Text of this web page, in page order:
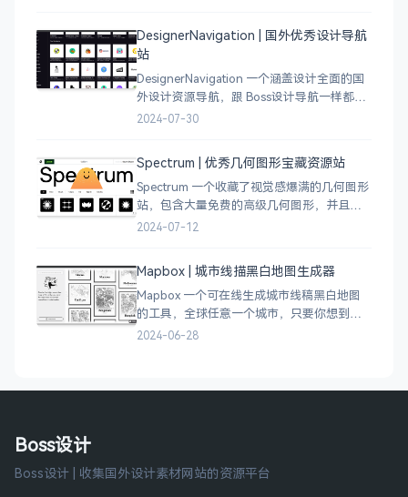
DesignerNavigation | 国外优秀设计导航
站
DesignerNavigation 一个涵盖设计全面的国
外设计资源导航，跟 Boss设计导航一样都是
分门别类的划分设计灵感、资讯、UI 资源、
2024-07-30
Spectrum | 优秀几何图形宝藏资源站
Spectrum 一个收藏了视觉感爆满的几何图形
站，包含大量免费的高级几何图形，并且每
周都会更新 100 个几何图案，不断的完善能
2024-07-12
Mapbox | 城市线描黑白地图生成器
Mapbox 一个可在线生成城市线稿黑白地图
的工具，全球任意一个城市，只要你想到的
城市，直接搜索城市名称，自动生成该城市
2024-06-28
Boss设计
Boss设计 | 收集国外设计素材网站的资源平台